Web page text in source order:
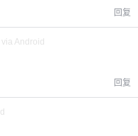
回复
via Android
回复